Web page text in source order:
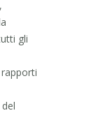
gli